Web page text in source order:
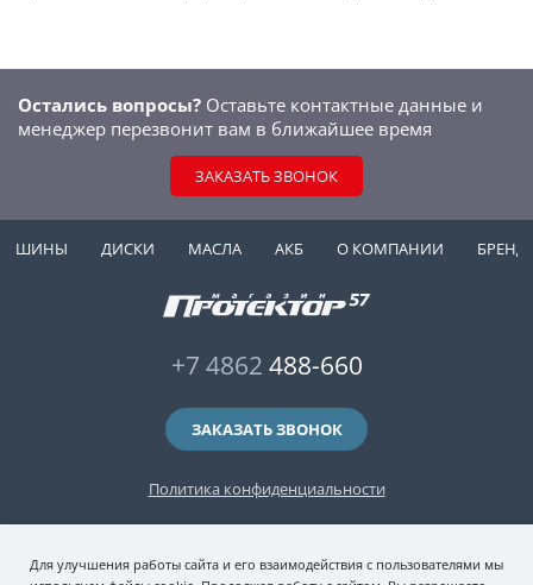
Остались вопросы? Оставьте контактные данные и
менеджер перезвонит вам в ближайшее время
ЗАКАЗАТЬ ЗВОНОК
ШИНЫ ДИСКИ МАСЛА АКБ О КОМПАНИИ
Политика конфиденциальности
+7 4862 488-660
ЗАКАЗАТЬ ЗВОНОК
2006-2026 © интернет-магазин "Протектор 57" — автомобильные шины
(зимние и летние шины), колесные диски, шиномонтаж и хранение шин.
Для улучшения работы сайта и его взаимодействия с пользователями мы